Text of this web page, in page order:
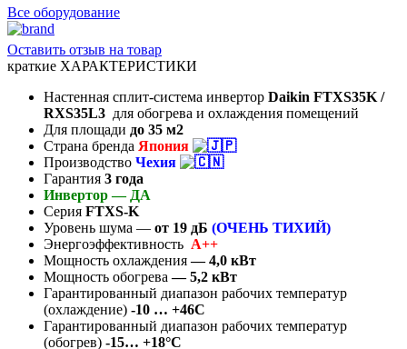
Все оборудование
Оставить отзыв на товар
краткие ХАРАКТЕРИСТИКИ
Настенная сплит-система инвертор Daikin FTXS35K /
RXS35L3 для обогрева и охлаждения помещений
Для площади до 35 м2
Страна бренда Япония
Производство Чехия
Гарантия 3 года
Инвертор — ДА
Серия FTXS-K
Уровень шума — от 19 дБ (ОЧЕНЬ ТИХИЙ)
Энергоэффективность А++
Мощность охлаждения— 4,0 кВт
Мощность обогрева— 5,2 кВт
Гарантированный диапазон рабочих температур
(охлаждение) -10 … +46C
Гарантированный диапазон рабочих температур
(обогрев) -15… +18°C